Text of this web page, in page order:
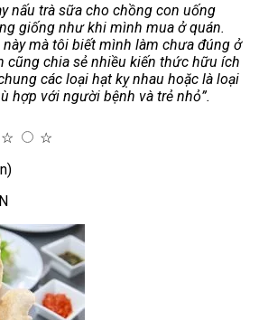
nấu trà sữa cho chồng con uống
giống như khi mình mua ở quán.
mà tôi biết mình làm chưa đúng ở
cũng chia sẻ nhiều kiến thức hữu ích
các loại hạt kỵ nhau hoặc là loại
hợp với người bệnh và trẻ nhỏ”.
☆
☆